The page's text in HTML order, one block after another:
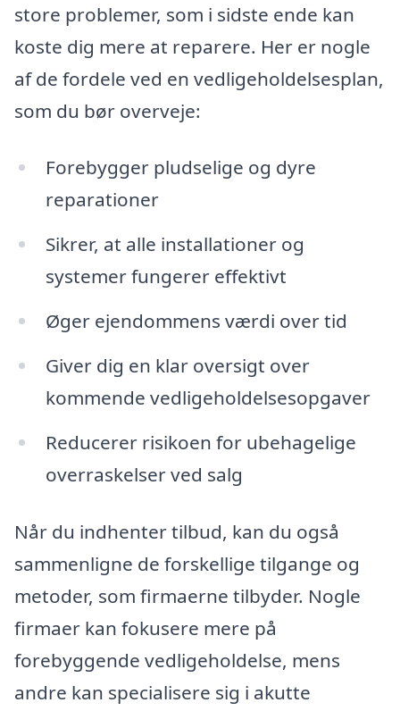
store problemer, som i sidste ende kan
koste dig mere at reparere. Her er nogle
af de fordele ved en vedligeholdelsesplan,
som du bør overveje:
Forebygger pludselige og dyre
reparationer
Sikrer, at alle installationer og
systemer fungerer effektivt
Øger ejendommens værdi over tid
Giver dig en klar oversigt over
kommende vedligeholdelsesopgaver
Reducerer risikoen for ubehagelige
overraskelser ved salg
Når du indhenter tilbud, kan du også
sammenligne de forskellige tilgange og
metoder, som firmaerne tilbyder. Nogle
firmaer kan fokusere mere på
forebyggende vedligeholdelse, mens
andre kan specialisere sig i akutte